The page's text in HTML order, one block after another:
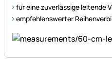
für eine zuverlässige leitende
empfehlenswerter